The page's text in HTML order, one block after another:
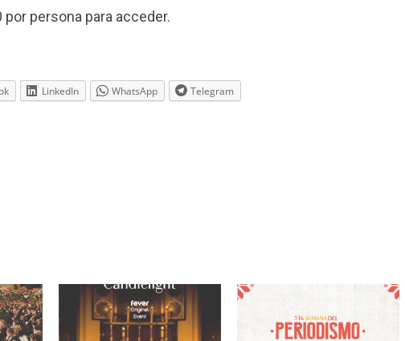
persona para acceder.
LinkedIn WhatsApp Telegram